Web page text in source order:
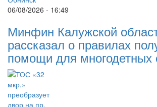
06/08/2026 - 16:49
Минфин Калужской
рассказал о правилах
помощи для многодетных